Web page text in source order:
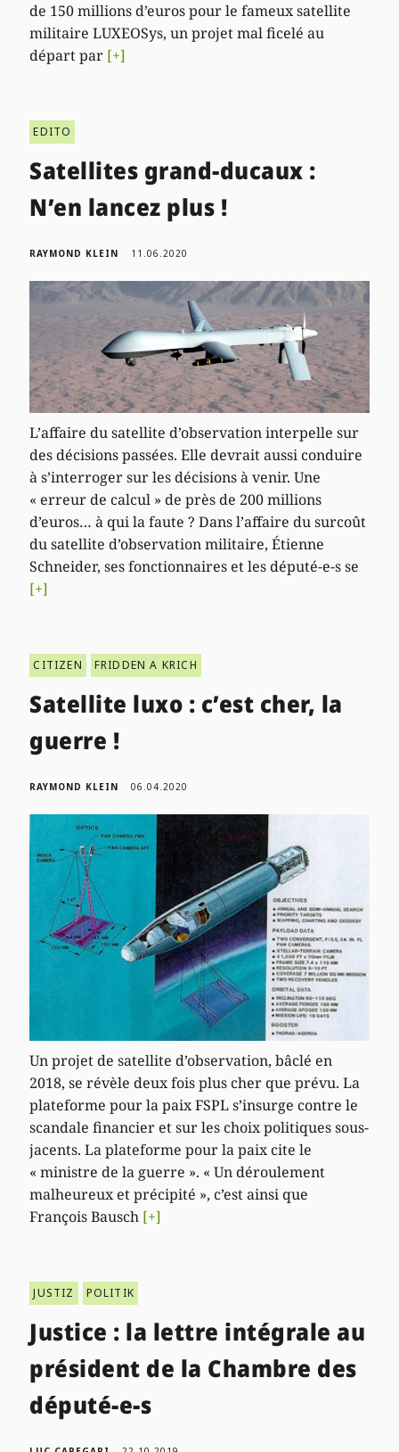
de 150 millions d’euros pour le fameux satellite
militaire LUXEOSys, un projet mal ficelé au
départ par [+]
EDITO
Satellites grand-ducaux :
N’en lancez plus !
RAYMOND KLEIN 11.06.2020
L’affaire du satellite d’observation interpelle sur
des décisions passées. Elle devrait aussi conduire
à s’interroger sur les décisions à venir. Une
« erreur de calcul » de près de 200 millions
d’euros… à qui la faute ? Dans l’affaire du surcoût
du satellite d’observation militaire, Étienne
Schneider, ses fonctionnaires et les député-e-s se
[+]
CITIZEN FRIDDEN A KRICH
Satellite luxo : c’est cher, la
guerre !
RAYMOND KLEIN 06.04.2020
Un projet de satellite d’observation, bâclé en
2018, se révèle deux fois plus cher que prévu. La
plateforme pour la paix FSPL s’insurge contre le
scandale financier et sur les choix politiques sous-
jacents. La plateforme pour la paix cite le
« ministre de la guerre ». « Un déroulement
malheureux et précipité », c’est ainsi que
François Bausch [+]
JUSTIZ POLITIK
Justice : la lettre intégrale au
président de la Chambre des
député-e-s